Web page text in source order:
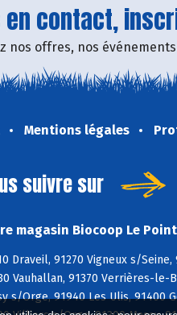
en contact,
nos offres, nos
Mentions légales
suivre sur
magasin Biocoop Le
Draveil, 91270 Vigneux s/
Vauhallan, 91370 Verrières-le-
s/Orge, 91940 Les Ulis, 91400